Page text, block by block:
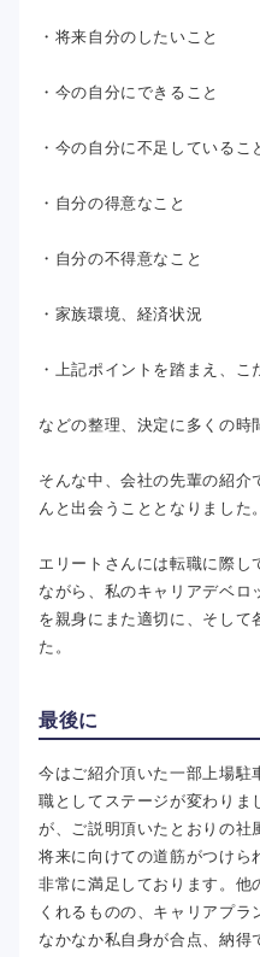
・将来自分のしたいこと
・今の自分にできること
・今の自分に不足しているこ
・自分の得意なこと
・自分の不得意なこと
・家族環境、経済状況
・上記ポイントを踏まえ、こ
などの整理、決定に多くの時
そんな中、会社の先輩の紹介
んと出会うこととなりました。
エリートさんには転職に際し
ながら、私のキャリアデベロ
を親身にまた適切に、そして
た。
最後に
今はご紹介頂いた一部上場駐
職としてステージが変わりま
が、ご説明頂いたとおりの社
将来に向けての道筋がつけら
非常に満足しております。他
くれるものの、キャリアプ
なかなか私自身が合点、納得